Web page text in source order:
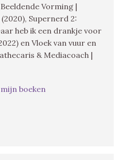
Vorming |
Supernerd 2:
heb ik een drankje voor
en Vloek van vuur en
& Mediacoach |
boeken